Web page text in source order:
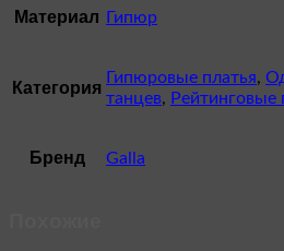
Материал Гипюр
Категория
Гипюровые платья,
танцев, Рейтинговые
Бренд Galla